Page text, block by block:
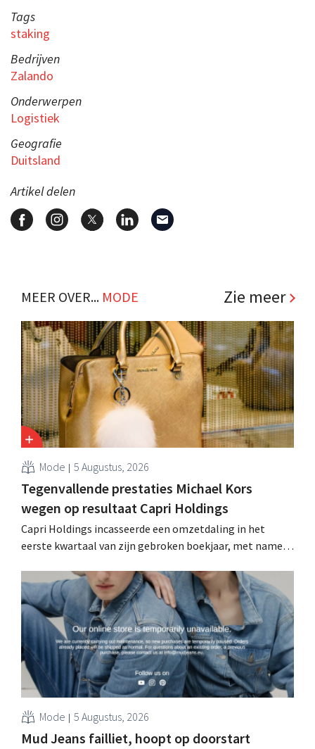
Tags
staking
Bedrijven
Zalando
Onderwerpen
Logistiek
Geografie
Duitsland
Artikel delen
MEER OVER... MODE Zie meer
Mode 5 Augustus, 2026
Tegenvallende prestaties Michael Kors
wegen op resultaat Capri Holdings
Capri Holdings incasseerde een omzetdaling in het
eerste kwartaal van zijn gebroken boekjaar, met name
Kors, ondanks sterke resultaten van Jimmy Choo.
Mode 5 Augustus, 2026
Mud Jeans failliet, hoopt op doorstart